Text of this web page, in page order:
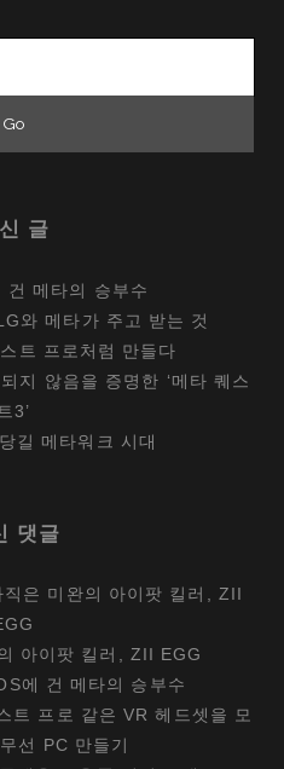
글
건 메타의 승부수
와 메타가 주고 받는 것
트 프로처럼 만들다
지 않음을 증명한 ‘메타 퀘스
트3’
길 메타워크 시대
댓글
직은 미완의 아이팟 킬러, ZII
아이팟 킬러, ZII EGG
에 건 메타의 승부수
트 프로 같은 VR 헤드셋을 모
선 PC 만들기